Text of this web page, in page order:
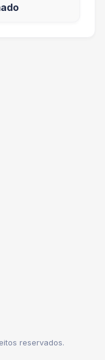
reservados.